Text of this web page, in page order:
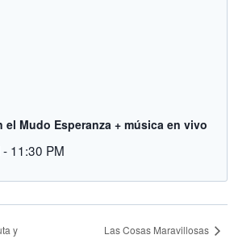
el Mudo Esperanza + música en vivo
- 11:30 PM
y Las Cosas Maravillosas